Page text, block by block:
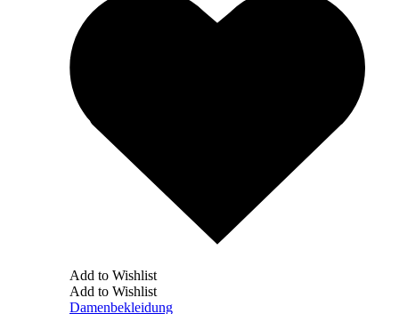
Add to Wishlist
Add to Wishlist
Damenbekleidung